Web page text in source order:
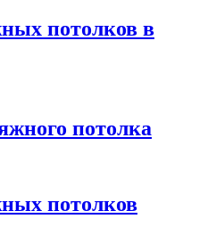
потолков в
потолка
потолков